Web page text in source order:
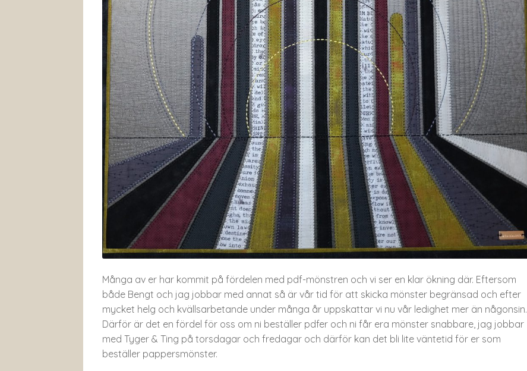
Många av er har kommit på fördelen med pdf-mönstren och vi ser en klar ökning där. Eftersom
både Bengt och jag jobbar med annat så är vår tid för att skicka mönster begränsad och efter
mycket helg och kvällsarbetande under många år uppskattar vi nu vår ledighet mer än någonsin.
Därför är det en fördel för oss om ni beställer pdfer och ni får era mönster snabbare, jag jobbar
med Tyger & Ting på torsdagar och fredagar och därför kan det bli lite väntetid för er som
beställer pappersmönster.